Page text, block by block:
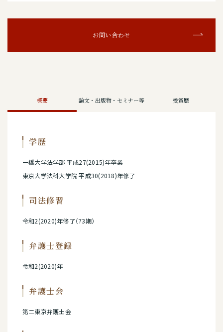
お問い合わせ
概要 論文・出版物・セミナー等 受賞歴
学歴
一橋大学法学部 平成27(2015)年卒業
東京大学法科大学院 平成30(2018)年修了
司法修習
令和2(2020)年修了（73期）
弁護士登録
令和2(2020)年
弁護士会
第二東京弁護士会